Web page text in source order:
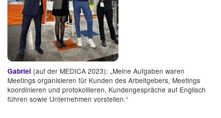
Gabriel (auf der MEDICA 2023): „Meine Aufgaben waren
Meetings organisieren für Kunden des Arbeitgebers, Meetings
koordinieren und protokollieren, Kundengespräche auf Englisch
führen sowie Unternehmen vorstellen.“